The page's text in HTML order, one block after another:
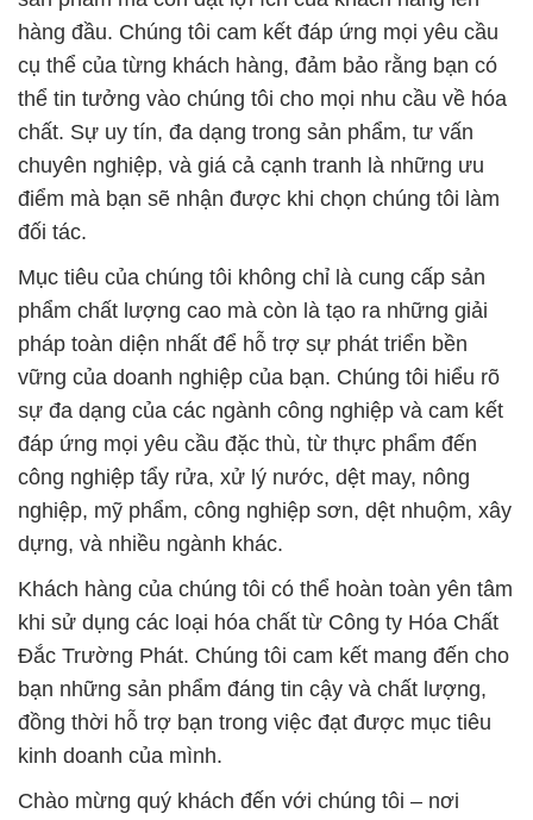
chuyên nghiệp, và giá cả cạnh tranh là những ưu
điểm mà bạn sẽ nhận được khi chọn chúng tôi làm
đối tác.
Mục tiêu của chúng tôi không chỉ là cung cấp sản
phẩm chất lượng cao mà còn là tạo ra những giải
pháp toàn diện nhất để hỗ trợ sự phát triển bền
vững của doanh nghiệp của bạn. Chúng tôi hiểu rõ
sự đa dạng của các ngành công nghiệp và cam kết
đáp ứng mọi yêu cầu đặc thù, từ thực phẩm đến
công nghiệp tẩy rửa, xử lý nước, dệt may, nông
nghiệp, mỹ phẩm, công nghiệp sơn, dệt nhuộm, xây
dựng, và nhiều ngành khác.
Khách hàng của chúng tôi có thể hoàn toàn yên tâm
khi sử dụng các loại hóa chất từ Công ty Hóa Chất
Đắc Trường Phát. Chúng tôi cam kết mang đến cho
bạn những sản phẩm đáng tin cậy và chất lượng,
đồng thời hỗ trợ bạn trong việc đạt được mục tiêu
kinh doanh của mình.
Chào mừng quý khách đến với chúng tôi – nơi
mang đến giải pháp hóa chất toàn diện cho sự
thành công của bạn trong ngành công nghiệp giấy.
# Đơn vị chuyên phân phối [ kinh doanh ] L-Lysine
Acid Amin # Lysin Monohydrochloride Feed Grade